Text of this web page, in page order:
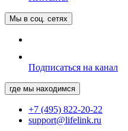
Мы в соц. сетях
Подписаться на канал
где мы находимся
+7 (495) 822-20-22
support@lifelink.ru